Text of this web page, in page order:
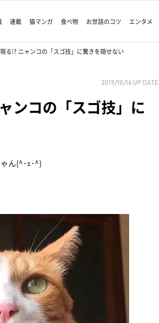
連載 猫マンガ 食べ物 お世話のコツ エンタメ
る!? ニャンコの「スゴ技」に驚きを隠せない
2019/10/16 UP DATE
ンコの「スゴ技」に
ん(^･ｪ･^)